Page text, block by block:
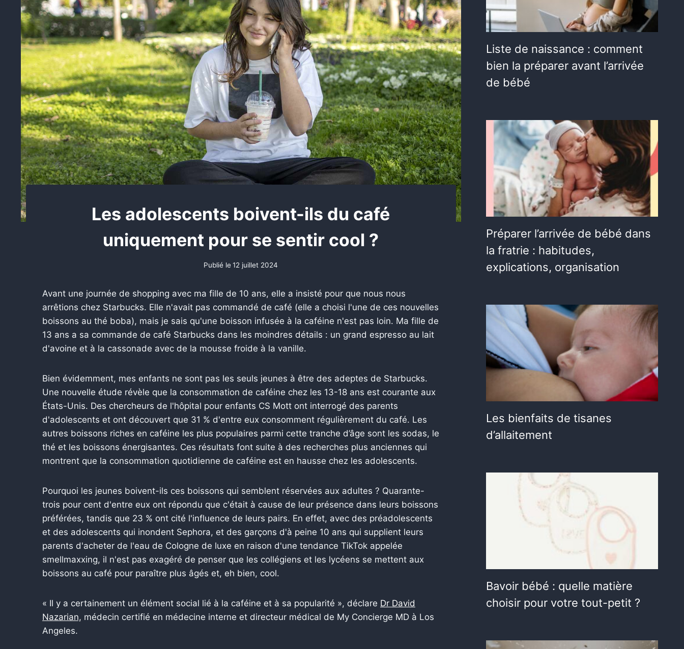
Les adolescents boivent-ils du café
uniquement pour se sentir cool ?
Publié le 12 juillet 2024
Avant une journée de shopping avec ma fille de 10 ans, elle a insisté pour que nous nous
arrêtions chez Starbucks. Elle n'avait pas commandé de café (elle a choisi l'une de ces nouvelles
boissons au thé boba), mais je sais qu'une boisson infusée à la caféine n'est pas loin. Ma fille de
13 ans a sa commande de café Starbucks dans les moindres détails : un grand espresso au lait
d'avoine et à la cassonade avec de la mousse froide à la vanille.
Bien évidemment, mes enfants ne sont pas les seuls jeunes à être des adeptes de Starbucks.
Une nouvelle étude révèle que la consommation de caféine chez les 13-18 ans est courante aux
États-Unis. Des chercheurs de l'hôpital pour enfants CS Mott ont interrogé des parents
d'adolescents et ont découvert que 31 % d'entre eux consomment régulièrement du café. Les
autres boissons riches en caféine les plus populaires parmi cette tranche d’âge sont les sodas, le
thé et les boissons énergisantes. Ces résultats font suite à des recherches plus anciennes qui
montrent que la consommation quotidienne de caféine est en hausse chez les adolescents.
Pourquoi les jeunes boivent-ils ces boissons qui semblent réservées aux adultes ? Quarante-
trois pour cent d'entre eux ont répondu que c'était à cause de leur présence dans leurs boissons
préférées, tandis que 23 % ont cité l'influence de leurs pairs. En effet, avec des préadolescents
et des adolescents qui inondent Sephora, et des garçons d'à peine 10 ans qui supplient leurs
parents d'acheter de l'eau de Cologne de luxe en raison d'une tendance TikTok appelée
smellmaxxing, il n'est pas exagéré de penser que les collégiens et les lycéens se mettent aux
boissons au café pour paraître plus âgés et, eh bien, cool.
« Il y a certainement un élément social lié à la caféine et à sa popularité », déclare Dr David
Nazarian, médecin certifié en médecine interne et directeur médical de My Concierge MD à Los
Angeles.
Liste de naissance : comment
bien la préparer avant l’arrivée
de bébé
Préparer l’arrivée de bébé dans
la fratrie : habitudes,
explications, organisation
Les bienfaits de tisanes
d’allaitement
Bavoir bébé : quelle matière
choisir pour votre tout-petit ?